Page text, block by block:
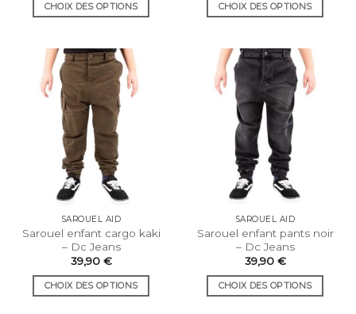
CHOIX DES OPTIONS
a
plusieurs
variations.
Les
options
peuvent
être
choisies
sur
page
du
produit
CHOIX DES OPTIONS
a
plusieurs
variations.
Les
options
peuvent
être
choisies
sur
page
du
produit
SAROUEL AID
Sarouel enfant cargo kaki
– Dc Jeans
39,90 €
CHOIX DES OPTIONS
SAROUEL AID
Sarouel enfant pants noir
– Dc Jeans
39,90 €
CHOIX DES OPTIONS